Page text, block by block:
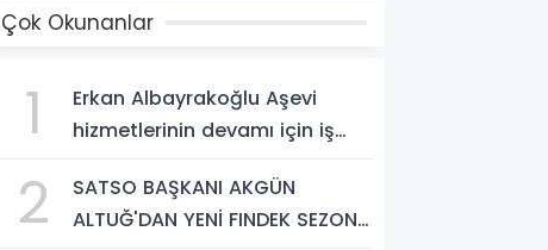
Çok Okunanlar
1
Erkan Albayrakoğlu Aşevi
hizmetlerinin devamı için iş
2
SATSO BAŞKANI AKGÜN
ALTUĞ'DAN YENİ FINDEK SEZONU